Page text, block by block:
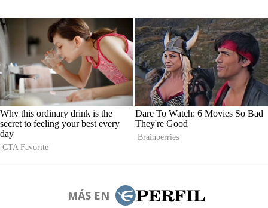
MÁS EN